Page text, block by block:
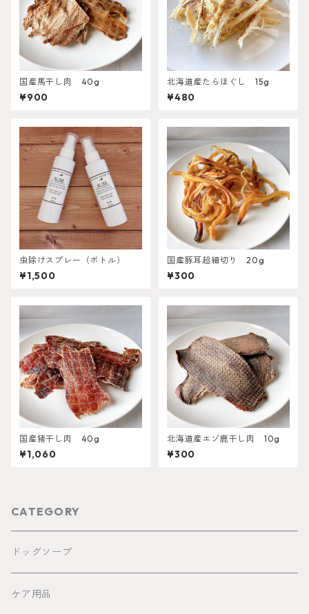
国産馬干し肉 40g
¥900
北海道産たらほぐし 15g
¥480
虫除けスプレー（ボトル）
¥1,500
国産豚耳超細切り 20g
¥300
国産猪干し肉 40g
¥1,060
北海道産エゾ鹿干し肉 10g
¥300
CATEGORY
ドッグソープ
ケア用品